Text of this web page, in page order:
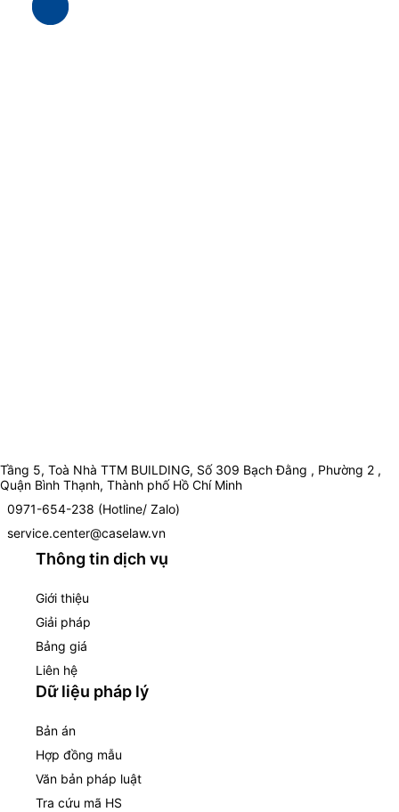
Tầng 5, Toà Nhà TTM BUILDING, Số 309 Bạch Đằng , Phường 2 ,
Quận Bình Thạnh, Thành phố Hồ Chí Minh
0971-654-238 (Hotline/ Zalo)
service.center@caselaw.vn
Thông tin dịch vụ
Giới thiệu
Giải pháp
Bảng giá
Liên hệ
Dữ liệu pháp lý
Bản án
Hợp đồng mẫu
Văn bản pháp luật
Tra cứu mã HS